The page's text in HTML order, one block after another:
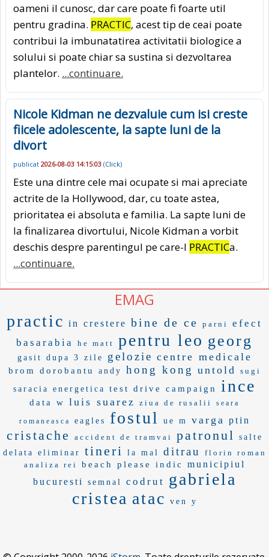
oameni il cunosc, dar care poate fi foarte util
pentru gradina. PRACTIC, acest tip de ceai poate
contribui la imbunatatirea activitatii biologice a
solului si poate chiar sa sustina si dezvoltarea
plantelor. ...continuare.
Nicole Kidman ne dezvaluie cum isi creste
fiicele adolescente, la sapte luni de la
divort
publicat 2026-08-03 14:15:03 (Click)
Este una dintre cele mai ocupate si mai apreciate
actrite de la Hollywood, dar, cu toate astea,
prioritatea ei absoluta e familia. La sapte luni de
la finalizarea divortului, Nicole Kidman a vorbit
deschis despre parentingul pe care-l PRACTICa.
...continuare.
EMAG
practic in crestere bine de ce parni
efect
basarabia
he matt pentru leo georg
gasit dupa 3 zile gelozie centre medicale
brom dorobantu andy hong kong untold
sugi
saracia energetica
test drive campaign ince
data w luis suarez ziua de rusalii seara
romaneasca eagles fostul ue m varga ptin
cristache accident de tramvai patronul
salte
delata
eliminar tineri la mal ditrau
florin roman
analiza rei
beach please indic
municipiul
bucuresti
semnal codrut gabriela
cristea atac ven y